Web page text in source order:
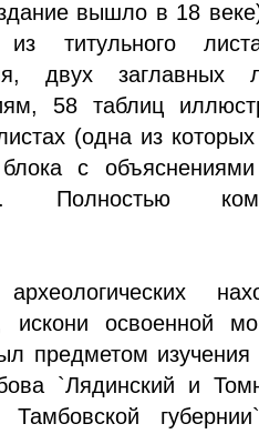
вышло в 18
из титульного
двух заглавных
58 таблиц
(одна из
блока с
Полностью
искони освоенной
предметом изучения
`Лядинский и
Тамбовской